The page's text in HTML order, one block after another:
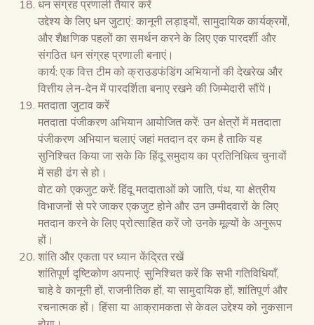
धन संग्रह प्रणाली तैयार करें
उद्देश्य के लिए धन जुटाएं: कानूनी लड़ाइयों, सामुदायिक कार्यक्रमों,
और शैक्षणिक पहलों का समर्थन करने के लिए एक पारदर्शी और
संगठित धन संग्रह प्रणाली बनाएं।
कार्य: एक वित्त टीम को क्राउडफंडिंग अभियानों की देखरेख और
वित्तीय लेन-देन में पारदर्शिता बनाए रखने की जिम्मेदारी सौंपें।
मतदाता जुटाव करें
मतदाता पंजीकरण अभियान आयोजित करें: उन क्षेत्रों में मतदाता
पंजीकरण अभियान चलाएं जहां मतदान दर कम है ताकि यह
सुनिश्चित किया जा सके कि हिंदू समुदाय का प्रतिनिधित्व चुनावों
में सही ढंग से हो।
वोट को एकजुट करें: हिंदू मतदाताओं को जाति, पंथ, या क्षेत्रीय
विभाजनों से परे जाकर एकजुट होने और उन उम्मीदवारों के लिए
मतदान करने के लिए प्रोत्साहित करें जो उनके मूल्यों के अनुरूप
हों।
शांति और एकता पर ध्यान केंद्रित रखें
शांतिपूर्ण दृष्टिकोण अपनाएं: सुनिश्चित करें कि सभी गतिविधियाँ,
चाहे वे कानूनी हों, राजनीतिक हों, या सामुदायिक हों, शांतिपूर्ण और
रचनात्मक हों। हिंसा या आक्रामकता से केवल उद्देश्य को नुकसान